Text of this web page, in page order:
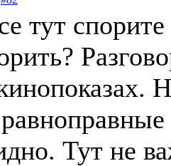
тут
Тут не